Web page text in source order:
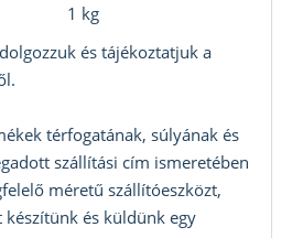
1 kg
és tájékoztatjuk a
térfogatának, súlyának és
szállítási cím ismeretében
méretű szállítóeszközt,
és küldünk egy